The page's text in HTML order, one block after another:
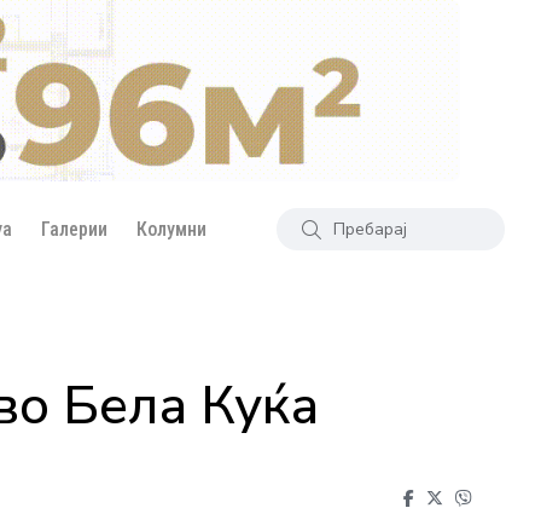
Галерии Колумни
Бела Куќа